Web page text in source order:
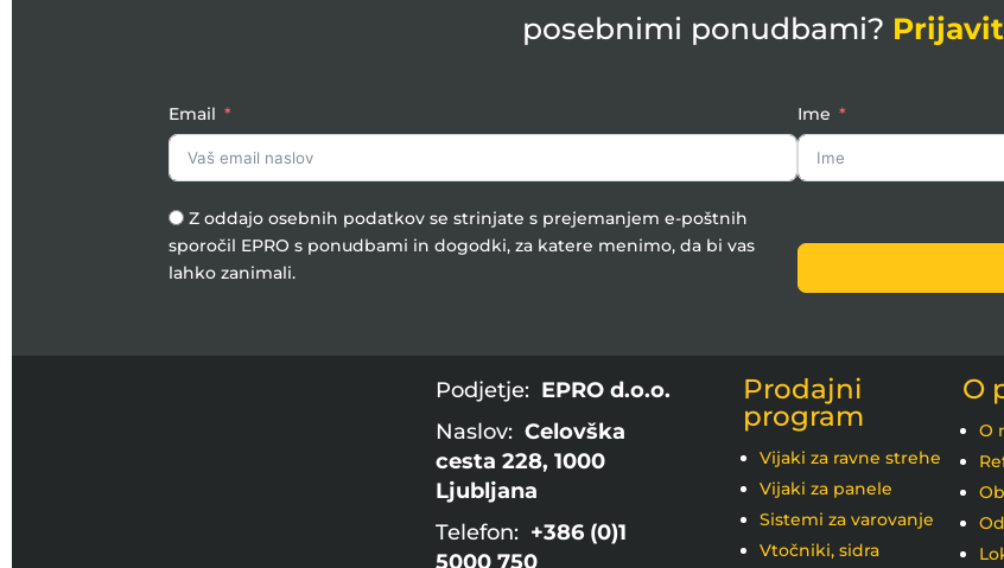
posebnimi ponudbami?
Email Ime
Z oddajo osebnih podatkov se strinjate s prejemanjem e-poštnih
sporočil EPRO s ponudbami in dogodki, za katere menimo, da bi vas
lahko zanimali.
Podjetje: EPRO d.o.o.
Naslov:Celovška
cesta 228, 1000
Ljubljana
Telefon: +386 (0)1
5000 750
Prodajni
program
Vijaki za ravne strehe
Vijaki za panele
Sistemi za varovanje
Vtočniki, sidra
O
O